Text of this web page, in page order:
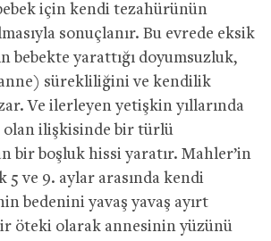
için kendi tezahürünün
sonuçlanır. Bu evrede eksik
bebekte yarattığı doyumsuzluk,
sürekliliğini ve kendilik
Ve ilerleyen yetişkin yıllarında
olan ilişkisinde bir türlü
bir boşluk hissi yaratır. Mahler’in
5 ve 9. aylar arasında kendi
bedenini yavaş yavaş ayırt
öteki olarak annesinin yüzünü